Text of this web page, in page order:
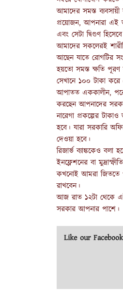
আমাদের সমস্ত
প্রয়োজন, আপনারা এই
এবং সেটা দ্বিগুণ
আমাদের সকলেরই
আছেন যাতে রোগটির
হয়তো সমস্ত ক্ষতি পূরণ
সেখানে ১০০ টাকা
আপাতত এককালীন,
করছেন আপনাদের
নারেগা প্রকল্পের
হবে। যারা সরকারি
দেওয়া হবে।
রিজার্ভ ব্যাঙ্ককেও
ইনফ্লেশনের বা
কখনোই আমরা জিততে
রাখবেন।
আজ রাত ১২টা থেকে
সরকার আপনার পাশে।
Like our